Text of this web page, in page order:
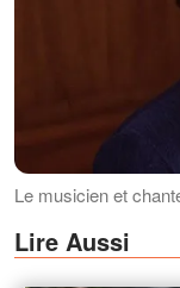
Le musicien et
Lire Aussi